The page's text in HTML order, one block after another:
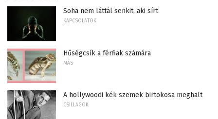
Soha nem láttál senkit, aki sírt
KAPCSOLATOK
Hűségcsík a férfiak számára
MÁS
A hollywoodi kék szemek birtokosa meghalt
CSILLAGOK